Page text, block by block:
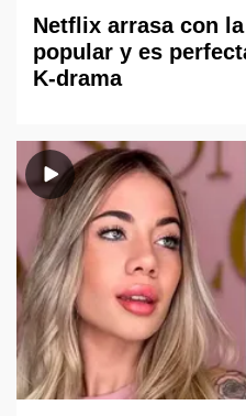
Netflix arrasa con
popular y es
K-drama